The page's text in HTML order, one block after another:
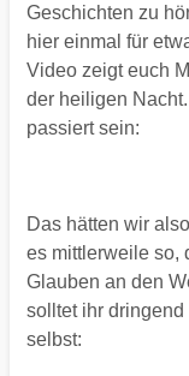
Geschichten zu
hier einmal für
Video zeigt euch
der heiligen
passiert sein:
Das hätten wir
es mittlerweile so,
Glauben an den
solltet ihr
selbst: